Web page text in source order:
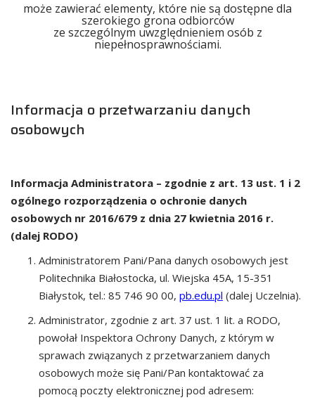
może zawierać elementy, które nie są dostępne dla
szerokiego grona odbiorców
ze szczególnym uwzględnieniem osób z
niepełnosprawnościami.
Informacja o przetwarzaniu danych
osobowych
Informacja Administratora – zgodnie z art. 13 ust. 1 i 2
ogólnego rozporządzenia o ochronie danych
osobowych nr 2016/679 z dnia 27 kwietnia 2016 r.
(dalej RODO)
Administratorem Pani/Pana danych osobowych jest
Politechnika Białostocka, ul. Wiejska 45A, 15-351
Białystok, tel.: 85 746 90 00, pb.edu.pl (dalej Uczelnia).
Administrator, zgodnie z art. 37 ust. 1 lit. a RODO,
powołał Inspektora Ochrony Danych, z którym w
sprawach związanych z przetwarzaniem danych
osobowych może się Pani/Pan kontaktować za
pomocą poczty elektronicznej pod adresem: